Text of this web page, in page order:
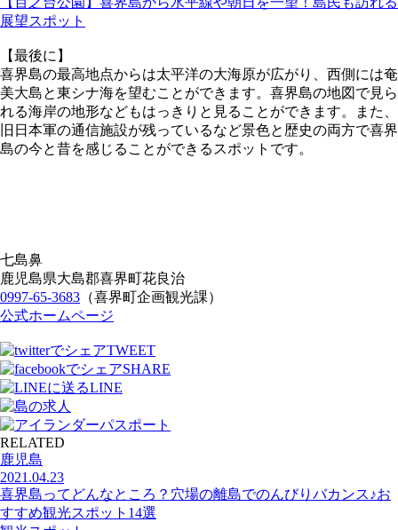
展望スポット
【最後に】
喜界島の最高地点からは太平洋の大海原が広がり、西側には奄
美大島と東シナ海を望むことができます。喜界島の地図で見ら
れる海岸の地形などもはっきりと見ることができます。また、
旧日本軍の通信施設が残っているなど景色と歴史の両方で喜界
島の今と昔を感じることができるスポットです。
七島鼻
鹿児島県大島郡喜界町花良治
0997-65-3683 （喜界町企画観光課）
公式ホームページ
TWEET
SHARE
LINE
RELATED
鹿児島
2021.04.23
喜界島ってどんなところ？穴場の離島でのんびりバカンス♪お
すすめ観光スポット14選